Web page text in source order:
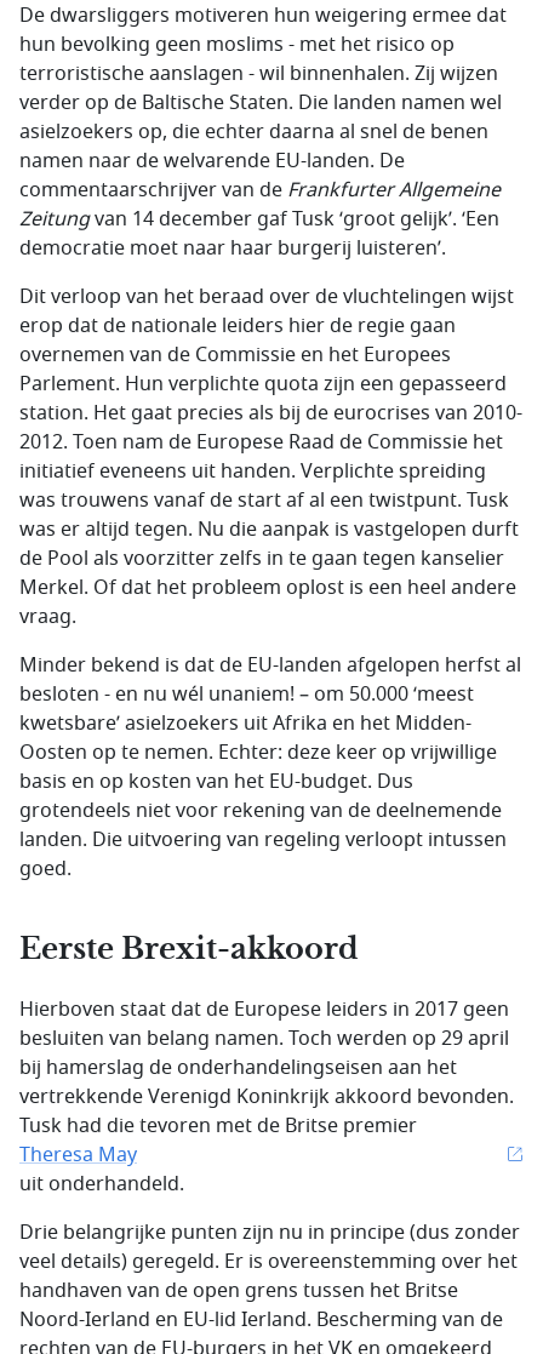
De dwarsliggers motiveren hun weigering ermee dat
hun bevolking geen moslims - met het risico op
terroristische aanslagen - wil binnenhalen. Zij wijzen
verder op de Baltische Staten. Die landen namen wel
asielzoekers op, die echter daarna al snel de benen
namen naar de welvarende EU-landen. De
commentaarschrijver van de Frankfurter Allgemeine
Zeitungvan 14 december gaf Tusk ‘groot gelijk’. ‘Een
democratie moet naar haar burgerij luisteren’.
Dit verloop van het beraad over de vluchtelingen wijst
erop dat de nationale leiders hier de regie gaan
overnemen van de Commissie en het Europees
Parlement. Hun verplichte quota zijn een gepasseerd
station. Het gaat precies als bij de eurocrises van 2010-
2012. Toen nam de Europese Raad de Commissie het
initiatief eveneens uit handen. Verplichte spreiding
was trouwens vanaf de start af al een twistpunt. Tusk
was er altijd tegen. Nu die aanpak is vastgelopen durft
de Pool als voorzitter zelfs in te gaan tegen kanselier
Merkel. Of dat het probleem oplost is een heel andere
vraag.
Minder bekend is dat de EU-landen afgelopen herfst al
besloten - en nu wél unaniem! – om 50.000 ‘meest
kwetsbare’ asielzoekers uit Afrika en het Midden-
Oosten op te nemen. Echter: deze keer op vrijwillige
basis en op kosten van het EU-budget. Dus
grotendeels niet voor rekening van de deelnemende
landen. Die uitvoering van regeling verloopt intussen
goed.
Eerste Brexit-akkoord
Hierboven staat dat de Europese leiders in 2017 geen
besluiten van belang namen. Toch werden op 29 april
bij hamerslag de onderhandelingseisen aan het
vertrekkende Verenigd Koninkrijk akkoord bevonden.
Tusk had die tevoren met de Britse premier
Theresa May
uit onderhandeld.
Drie belangrijke punten zijn nu in principe (dus zonder
veel details) geregeld. Er is overeenstemming over het
handhaven van de open grens tussen het Britse
Noord-Ierland en EU-lid Ierland. Bescherming van de